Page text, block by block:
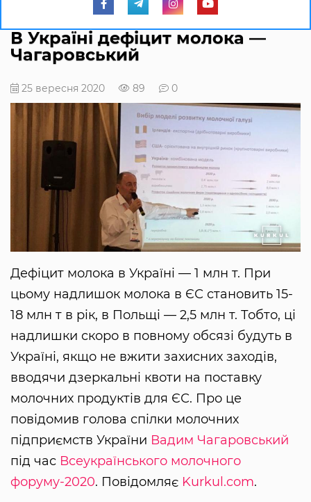
В Україні дефіцит молока —
Чагаровський
25 вересня 2020 89 0
Дефіцит молока в Україні — 1 млн т. При
цьому надлишок молока в ЄС становить 15-
18 млн т в рік, в Польщі — 2,5 млн т. Тобто, ці
надлишки скоро в повному обсязі будуть в
Україні, якщо не вжити захисних заходів,
вводячи дзеркальні квоти на поставку
молочних продуктів для ЄС. Про це
повідомив голова спілки молочних
підприємств України Вадим Чагаровський
під час Всеукраїнського молочного
форуму-2020. Повідомляє Kurkul.com.